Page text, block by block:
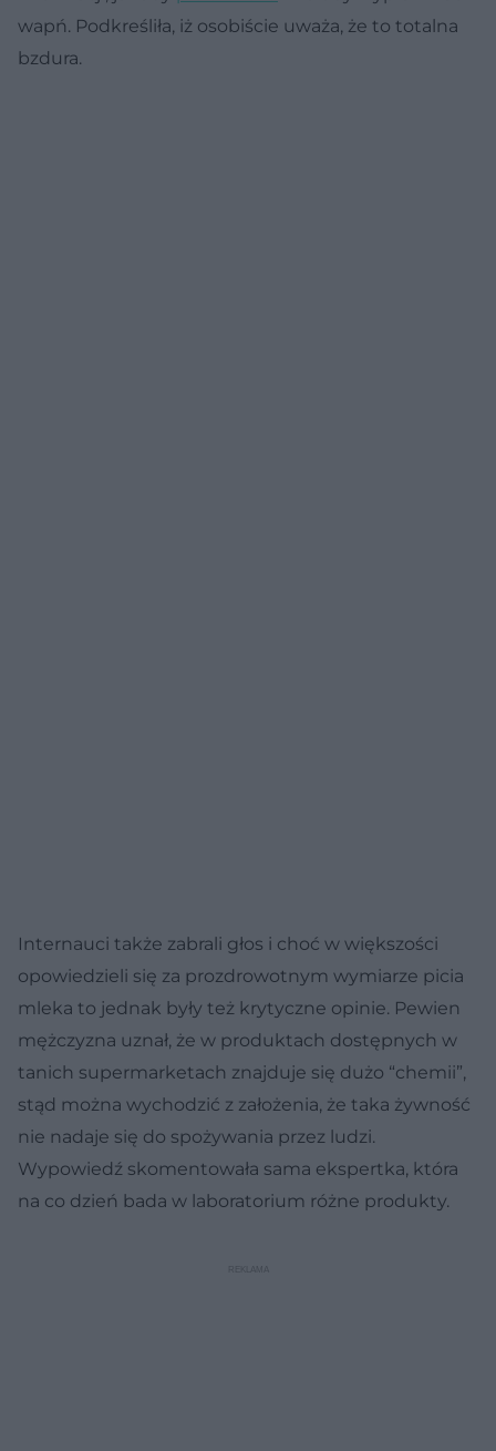
wapń. Podkreśliła, iż osobiście uważa, że to totalna
bzdura.
Internauci także zabrali głos i choć w większości
opowiedzieli się za prozdrowotnym wymiarze picia
mleka to jednak były też krytyczne opinie. Pewien
mężczyzna uznał, że w produktach dostępnych w
tanich supermarketach znajduje się dużo “chemii”,
stąd można wychodzić z założenia, że taka żywność
nie nadaje się do spożywania przez ludzi.
Wypowiedź skomentowała sama ekspertka, która
na co dzień bada w laboratorium różne produkty.